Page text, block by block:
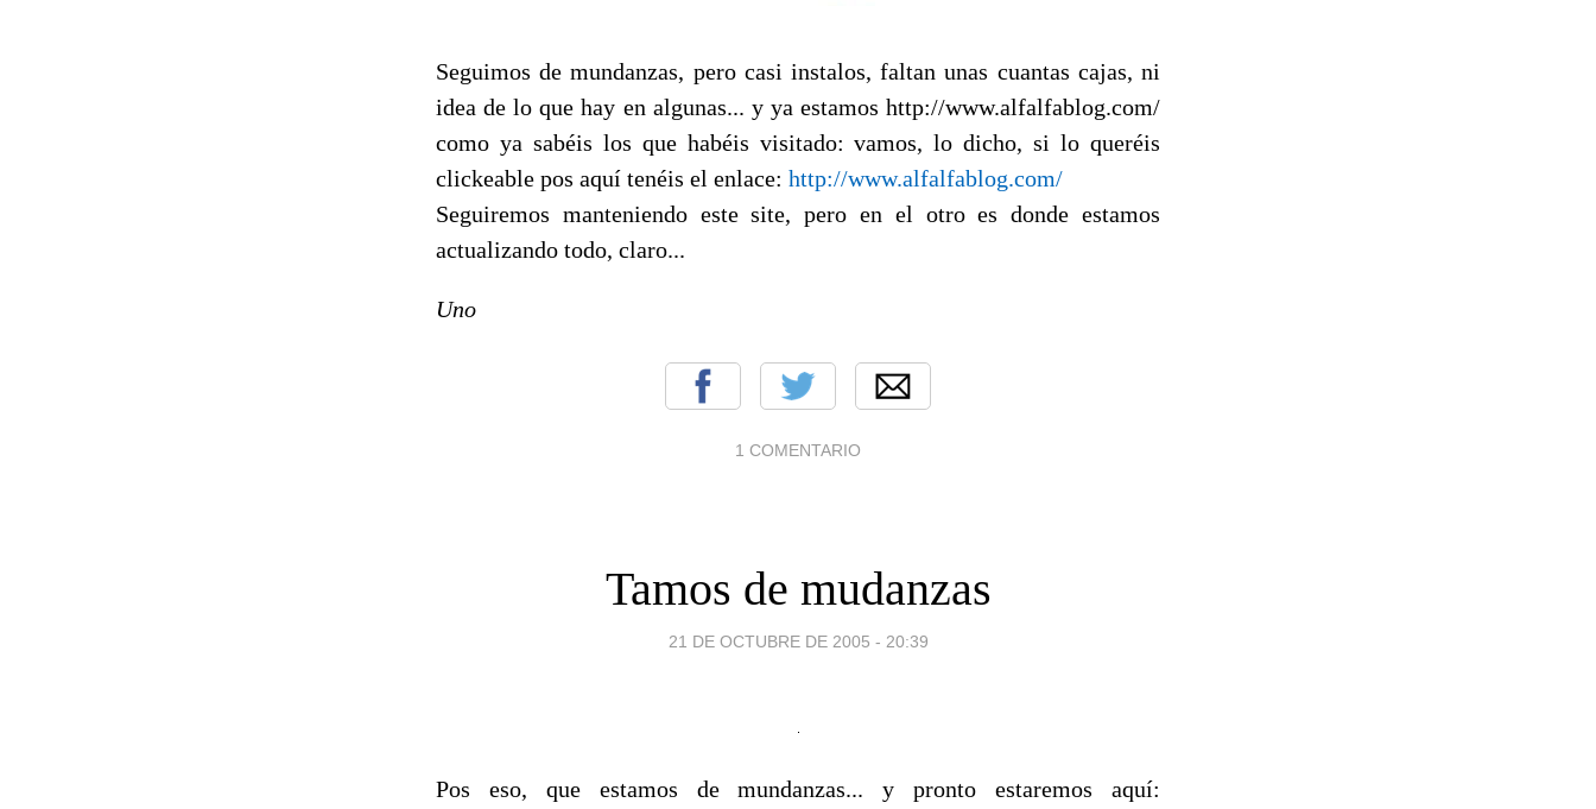
Seguimos de mundanzas, pero casi instalos, faltan unas cuantas cajas, ni
idea de lo que hay en algunas... y ya estamos http://www.alfalfablog.com/
como ya sabéis los que habéis visitado: vamos, lo dicho, si lo queréis
clickeable pos aquí tenéis el enlace: http://www.alfalfablog.com/
Seguiremos manteniendo este site, pero en el otro es donde estamos
actualizando todo, claro...
Uno
1 COMENTARIO
Tamos de mudanzas
21 DE OCTUBRE DE 2005 - 20:39
Pos eso, que estamos de mundanzas... y pronto estaremos aquí: